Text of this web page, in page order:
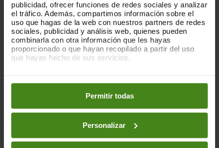
publicidad, ofrecer funciones de redes sociales y analizar
el tráfico. Además, compartimos información sobre el
uso que hagas de la web con nuestros partners de redes
sociales, publicidad y análisis web, quienes pueden
combinarla con otra información que les hayas
proporcionado o que hayan recopilado a partir del uso
que hayas hecho de sus servicios.
preferencias accediendo a nuestraPolítica de Cookieso
en los botones facilitados a continuación:
Permitir todas
Personalizar